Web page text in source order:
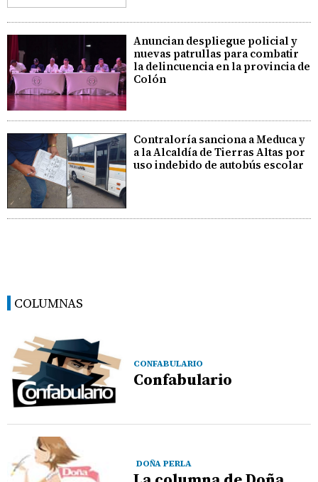
Anuncian despliegue policial y
nuevas patrullas para combatir
la delincuencia en la provincia de
Colón
Contraloría sanciona a Meduca y
a la Alcaldía de Tierras Altas por
uso indebido de autobús escolar
COLUMNAS
CONFABULARIO
Confabulario
DOÑA PERLA